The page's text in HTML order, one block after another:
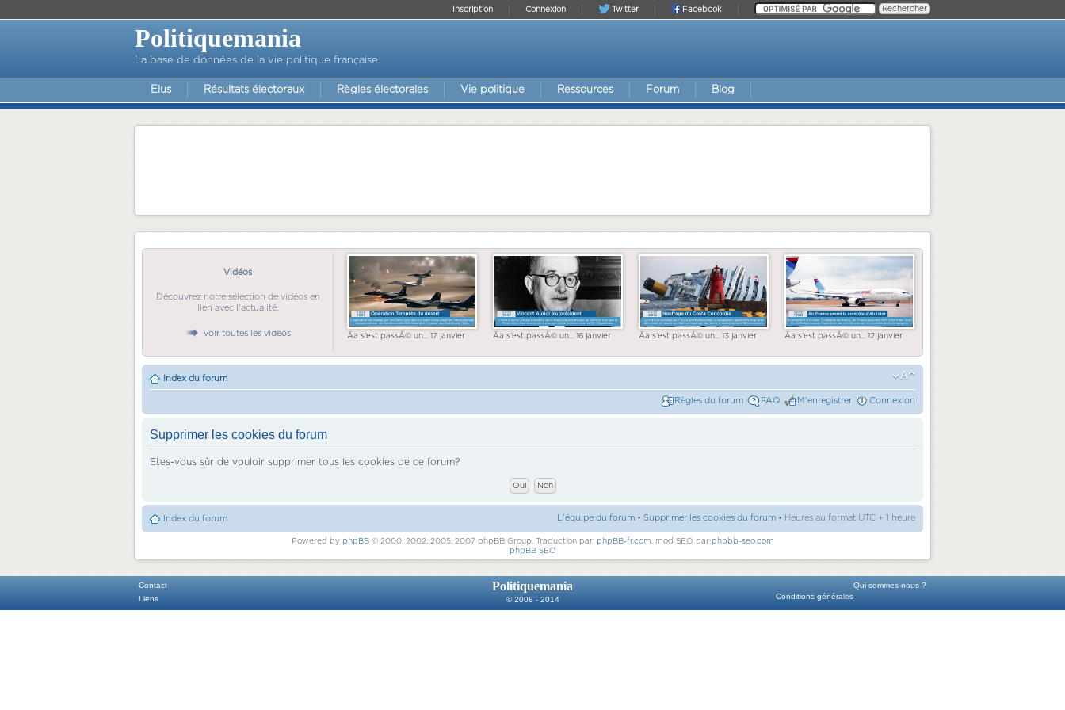
Facebook
Twitter
Connexion
Inscription
Politiquemania
La base de données de la vie politique française
Elus Résultats électoraux Règles électorales Vie politique Ressources Forum Blog
Vidéos
Découvrez notre sélection de vidéos en
lien avec l'actualité.
Voir toutes les vidéos Ãa s'est passÃ© un... 17 janvier Ãa s'est passÃ© un... 16 janvier Ãa s'est passÃ© un... 13 janvier Ãa s'est passÃ© un... 12 janvier
Index du forum
Règles du forum FAQ M’enregistrer Connexion
Supprimer les cookies du forum
Etes-vous sûr de vouloir supprimer tous les cookies de ce forum?
Index du forum L’équipe du forum • Supprimer les cookies du forum • Heures au format UTC + 1 heure
Powered by phpBB© 2000, 2002, 2005, 2007 phpBB Group, Traduction par: phpBB-fr.com, mod SEO par phpbb-seo.com
phpBB SEO
Contact
Liens
Politiquemania
© 2008 - 2014
Qui sommes-nous ?
Conditions générales